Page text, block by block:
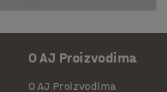
O AJ Proizvodima
O AJ Proizvodima